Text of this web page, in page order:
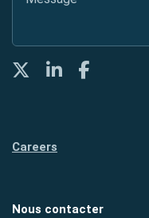
TwitterLinkedInFacebook
Careers
Nous contacter